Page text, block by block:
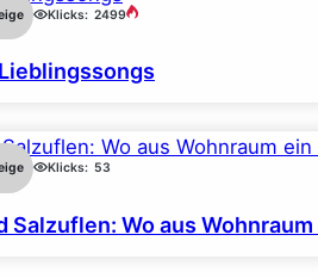
Klicks: 2499
Klicks: 53
Salzuflen: Wo aus